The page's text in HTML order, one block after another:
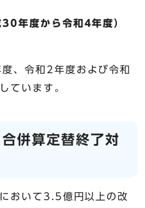
年度から令和4年度）
、令和2年度および令和
ています。
併算定替終了対
おいて3.5億円以上の改